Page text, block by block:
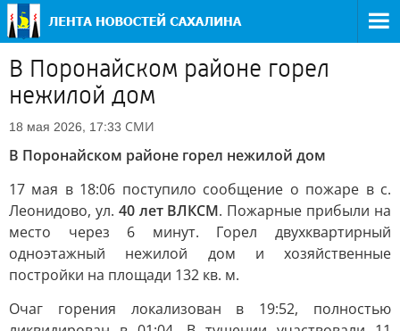
В Поронайском районе горел
нежилой дом
18 мая 2026, 17:33 СМИ
В Поронайском районе горел нежилой дом
17 мая в 18:06 поступило сообщение о пожаре в с.
Леонидово, ул. 40 лет ВЛКСМ. Пожарные прибыли на
место через 6 минут. Горел двухквартирный
одноэтажный нежилой дом и хозяйственные
постройки на площади 132 кв. м.
Очаг горения локализован в 19:52, полностью